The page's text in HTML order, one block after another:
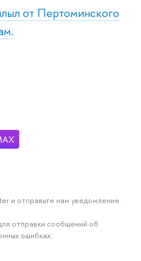
от Пертоминского
и отправьте нам уведомление.
отправки сообщений об
ошибках.